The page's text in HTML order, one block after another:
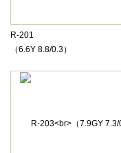
R-201
（6.6Y 8.8/0.3）